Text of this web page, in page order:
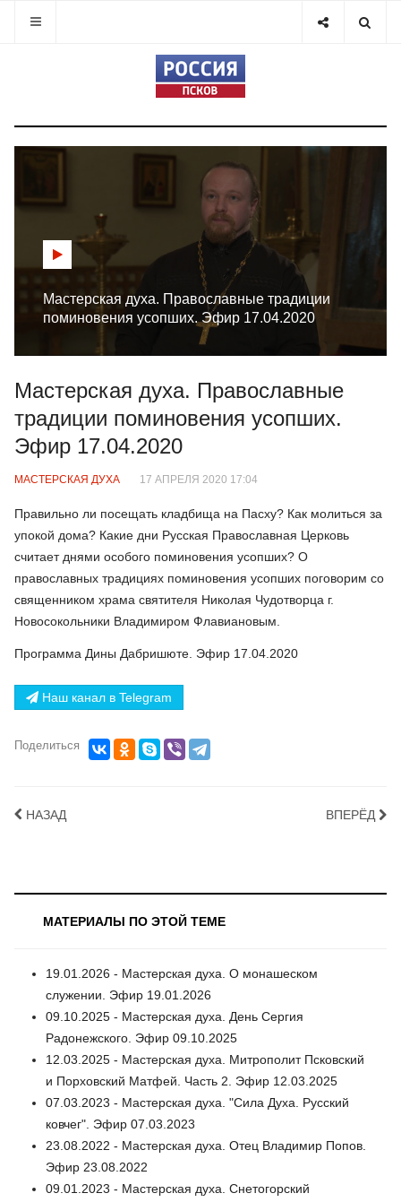
Мастерская духа. Православные традиции
поминовения усопших. Эфир 17.04.2020
Мастерская духа. Православные
традиции поминовения усопших.
Эфир 17.04.2020
МАСТЕРСКАЯ ДУХА 17 АПРЕЛЯ 2020 17:04
Правильно ли посещать кладбища на Пасху? Как молиться за
упокой дома? Какие дни Русская Православная Церковь
считает днями особого поминовения усопших? О
православных традициях поминовения усопших поговорим со
священником храма святителя Николая Чудотворца г.
Новосокольники Владимиром Флавиановым.
Программа Дины Дабришюте. Эфир 17.04.2020
Наш канал в Telegram
Поделиться
НАЗАД ВПЕРЁД
МАТЕРИАЛЫ ПО ЭТОЙ ТЕМЕ
19.01.2026 - Мастерская духа. О монашеском
служении. Эфир 19.01.2026
09.10.2025 - Мастерская духа. День Сергия
Радонежского. Эфир 09.10.2025
12.03.2025 - Мастерская духа. Митрополит Псковский
и Порховский Матфей. Часть 2. Эфир 12.03.2025
07.03.2023 - Мастерская духа. "Сила Духа. Русский
ковчег". Эфир 07.03.2023
23.08.2022 - Мастерская духа. Отец Владимир Попов.
Эфир 23.08.2022
09.01.2023 - Мастерская духа. Снетогорский